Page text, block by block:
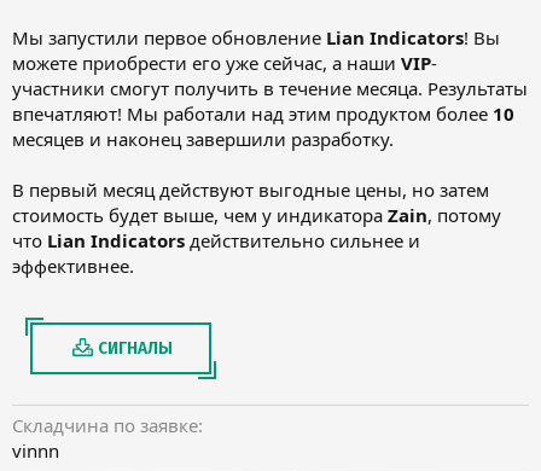
Мы запустили первое обновление Lian Indicators! Вы
можете приобрести его уже сейчас, а наши VIP-
участники смогут получить в течение месяца. Результаты
впечатляют! Мы работали над этим продуктом более 10
месяцев и наконец завершили разработку.
В первый месяц действуют выгодные цены, но затем
стоимость будет выше, чем у индикатора Zain, потому
что Lian Indicators действительно сильнее и
эффективнее.
СИГНАЛЫ
Складчина по заявке
vinnn